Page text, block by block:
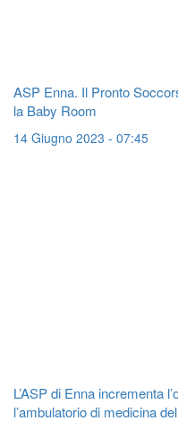
ASP Enna. Il Pronto
la Baby Room
14 Giugno 2023 - 07:45
L’ASP di Enna incrementa
l’ambulatorio di medicina